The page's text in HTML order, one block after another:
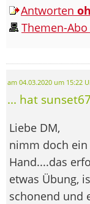
Antworten
Themen-
am 04.03.2020 um 15:22
... hat
Liebe DM,
nimm doch
Hand....das
etwas Übung,
schonend und